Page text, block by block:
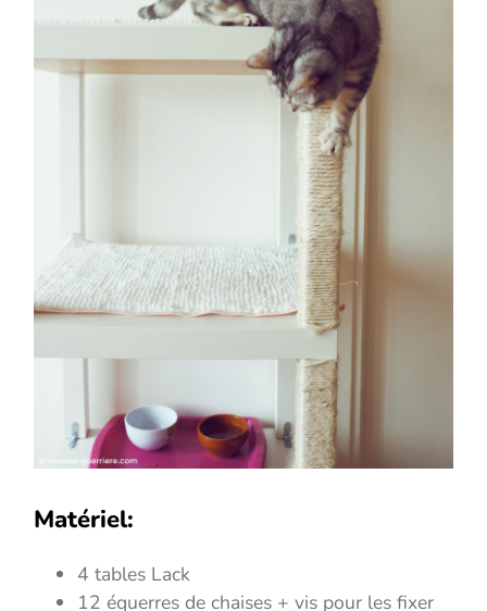
Matériel:
4 tables Lack
12 équerres de chaises + vis pour les fixer